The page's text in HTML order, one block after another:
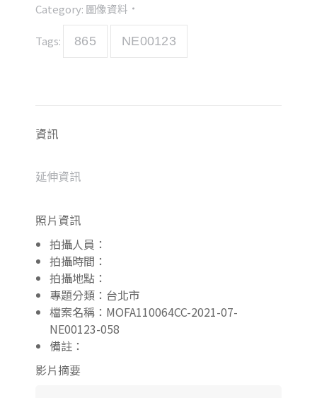
Category: 圖像資料
Tags: 865 NE00123
資訊
延伸資訊
照片資訊
拍攝人員：
拍攝時間：
拍攝地點：
專題分類：台北市
檔案名稱：MOFA110064CC-2021-07-
NE00123-058
備註：
影片摘要